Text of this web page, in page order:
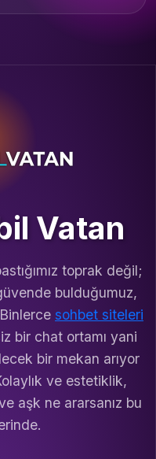
Vatan
toprak değil;
bulduğumuz,
sohbet siteleri
bir chat ortamı yani
bir mekan arıyor
ve estetiklik,
aşk ne ararsanız bu